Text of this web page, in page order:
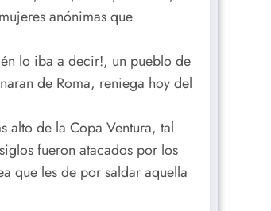
anónimas que
lo iba a decir!, un pueblo de
de Roma, reniega hoy del
alto de la Copa Ventura, tal
fueron atacados por los
que les de por saldar aquella